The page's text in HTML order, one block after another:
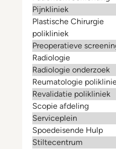
Pijnkliniek
Plastische Chirurgie
polikliniek
Preoperatieve
Radiologie
Radiologie onderzoek
Reumatologie
Revalidatie polikliniek
Scopie afdeling
Serviceplein
Spoedeisende Hulp
Stiltecentrum